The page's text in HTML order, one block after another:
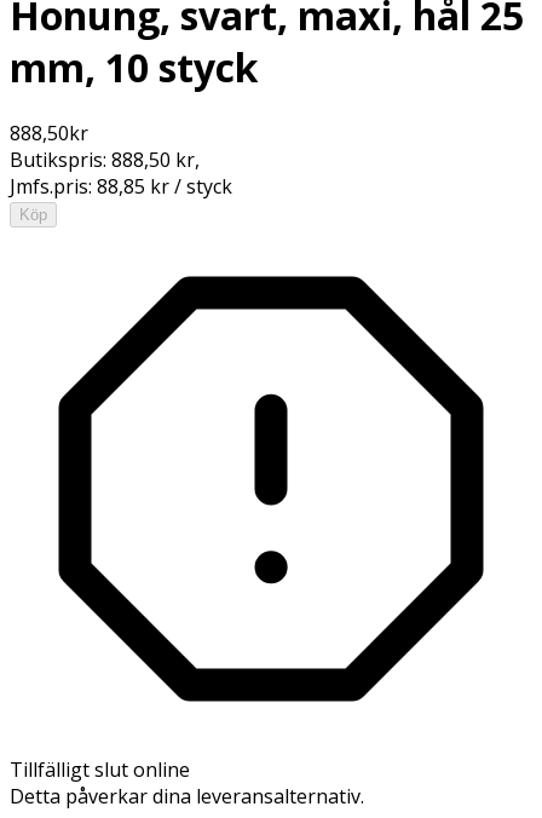
Honung, svart, maxi, hål 25
mm, 10 styck
888,50kr
Butikspris: 888,50 kr,
Jmfs.pris: 88,85 kr / styck
Köp
Tillfälligt slut online
Detta påverkar dina leveransalternativ.